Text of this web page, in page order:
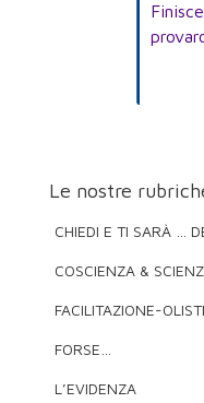
Le nostre
CHIEDI E TI SARÀ …
COSCIENZA &
FACILITAZIONE-
FORSE…
L’EVIDENZA